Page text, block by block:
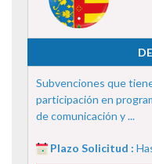
Subvenciones que
participación en
de comunicación y ...
Plazo Solicitud :